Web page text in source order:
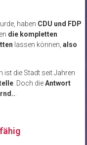
haben CDU und FDP
die kompletten
lassen können, also
ist die Stadt seit Jahren
. Doch dieAntwort